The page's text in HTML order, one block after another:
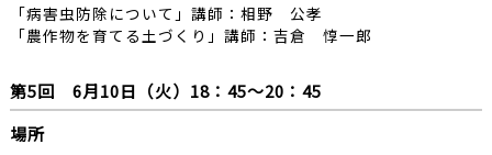
「病害虫防除について」講師：相野 公孝
「農作物を育てる土づくり」講師：吉倉 惇一郎
第5回 6月10日（火）18：45～20：45
場所